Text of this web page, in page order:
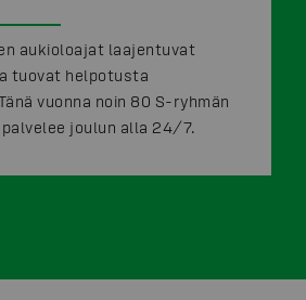
aukioloajat laajentuvat
tuovat helpotusta
vuonna noin 80 S-ryhmän
joulun alla 24/7.